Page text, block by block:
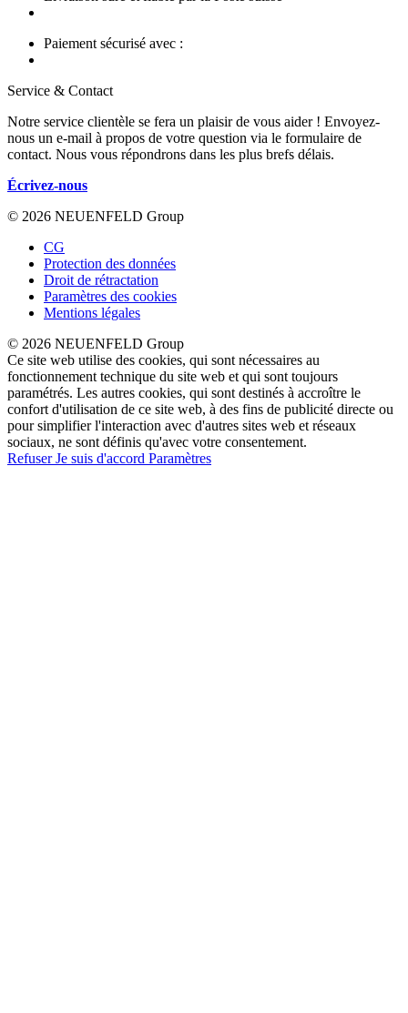
Paiement sécurisé avec :
Service & Contact
Notre service clientèle se fera un plaisir de vous aider ! Envoyez-
nous un e-mail à propos de votre question via le formulaire de
contact. Nous vous répondrons dans les plus brefs délais.
Écrivez-nous
© 2026 NEUENFELD Group
CG
Protection des données
Droit de rétractation
Paramètres des cookies
Mentions légales
© 2026 NEUENFELD Group
Ce site web utilise des cookies, qui sont nécessaires au
fonctionnement technique du site web et qui sont toujours
paramétrés. Les autres cookies, qui sont destinés à accroître le
confort d'utilisation de ce site web, à des fins de publicité directe ou
pour simplifier l'interaction avec d'autres sites web et réseaux
sociaux, ne sont définis qu'avec votre consentement.
RefuserJe suis d'accord Paramètres